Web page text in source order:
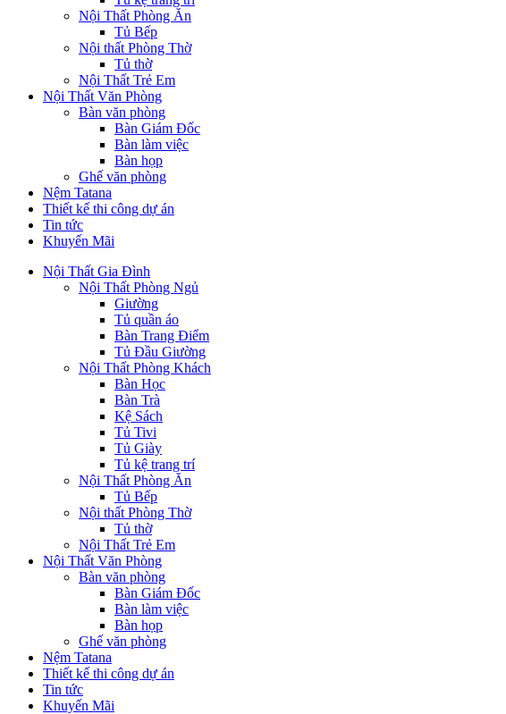
Nội Thất Phòng Ăn
Tủ Bếp
Nội thất Phòng Thờ
Tủ thờ
Nội Thất Trẻ Em
Nội Thất Văn Phòng
Bàn văn phòng
Bàn Giám Đốc
Bàn làm việc
Bàn họp
Ghế văn phòng
Nệm Tatana
Thiết kế thi công dự án
Tin tức
Khuyến Mãi
Nội Thất Gia Đình
Nội Thất Phòng Ngủ
Giường
Tủ quần áo
Bàn Trang Điểm
Tủ Đầu Giường
Nội Thất Phòng Khách
Bàn Học
Bàn Trà
Kệ Sách
Tủ Tivi
Tủ Giày
Tủ kệ trang trí
Nội Thất Phòng Ăn
Tủ Bếp
Nội thất Phòng Thờ
Tủ thờ
Nội Thất Trẻ Em
Nội Thất Văn Phòng
Bàn văn phòng
Bàn Giám Đốc
Bàn làm việc
Bàn họp
Ghế văn phòng
Nệm Tatana
Thiết kế thi công dự án
Tin tức
Khuyến Mãi